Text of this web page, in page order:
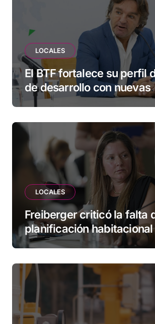
LOCALES
El BTF fortalece su perfil
de desarrollo con nuevas
herramientas para
LOCALES
Freiberger criticó la falta
planificación habitacional
Municipio: “Vuoto deja
esperando”